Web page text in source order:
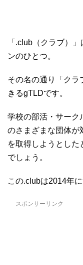
「.club（クラブ）
ンのひとつ。
その名の通り「クラ
きるgTLDです。
学校の部活・サーク
のさまざまな団体が
を取得しようとした
でしょう。
この.clubは2014年
スポンサーリンク